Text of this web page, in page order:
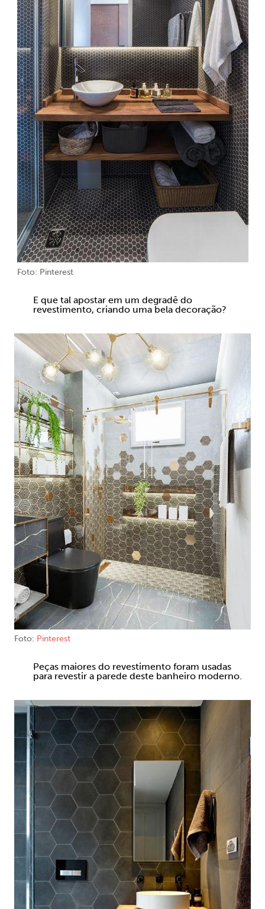
Foto: Pinterest
E que tal apostar em um degradê do
revestimento, criando uma bela decoração?
Foto: Pinterest
Peças maiores do revestimento foram usadas
para revestir a parede deste banheiro moderno.